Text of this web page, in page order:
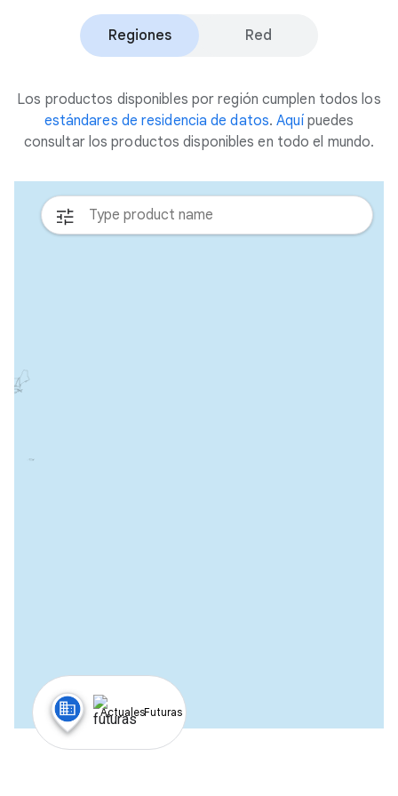
Regiones Red
Los productos disponibles por región cumplen todos los
estándares de residencia de datos.Aquípuedes
consultar los productos disponibles en todo el mundo.
ActualesFuturas